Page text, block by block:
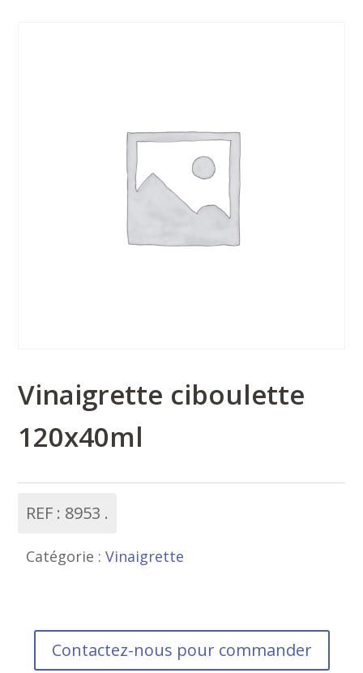
Vinaigrette ciboulette
120x40ml
REF : 8953
Catégorie :Vinaigrette
Contactez-nous pour commander